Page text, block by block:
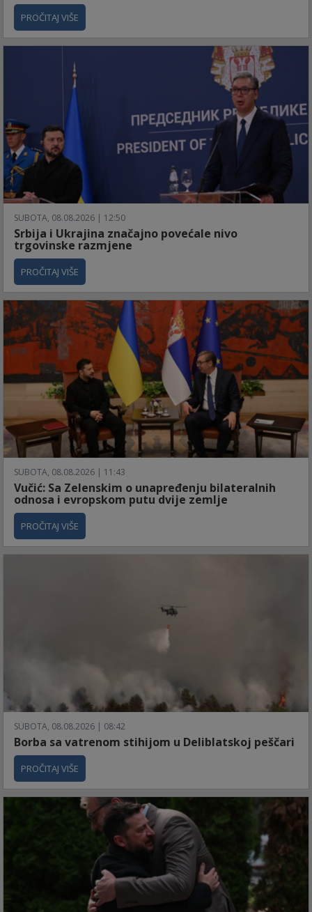
PROČITAJ VIŠE
SUBOTA, 08.08.2026 | 12:50
Srbija i Ukrajina značajno povećale nivo
trgovinske razmjene
PROČITAJ VIŠE
SUBOTA, 08.08.2026 | 11:43
Vučić: Sa Zelenskim o unapređenju bilateralnih
odnosa i evropskom putu dvije zemlje
PROČITAJ VIŠE
SUBOTA, 08.08.2026 | 08:42
Borba sa vatrenom stihijom u Deliblatskoj peščari
PROČITAJ VIŠE